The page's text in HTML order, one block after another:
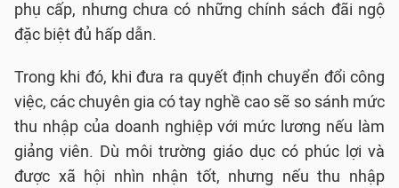
phụ cấp, nhưng chưa có những chính sách đãi ngộ
đặc biệt đủ hấp dẫn.
Trong khi đó, khi đưa ra quyết định chuyển đổi công
việc, các chuyên gia có tay nghề cao sẽ so sánh mức
thu nhập của doanh nghiệp với mức lương nếu làm
giảng viên. Dù môi trường giáo dục có phúc lợi và
được xã hội nhìn nhận tốt, nhưng nếu thu nhập